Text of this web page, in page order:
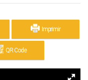
Imprimir
QR Code